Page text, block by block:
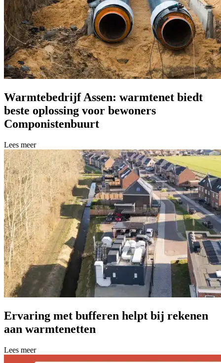
Warmtebedrijf Assen: warmtenet biedt
beste oplossing voor bewoners
Componistenbuurt
Lees meer over Warmtebedrijf Assen: warmtenet biedt beste
Lees meer
Ervaring met bufferen helpt bij rekenen
aan warmtenetten
Lees meer over Ervaring met bufferen helpt bij rekenen aan
Lees meer